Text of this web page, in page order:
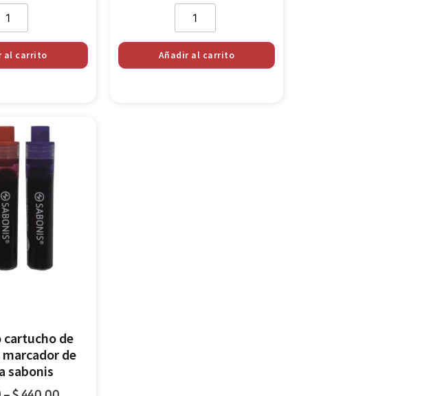
al carrito Añadir al carrito
cartucho de
de
sabonis